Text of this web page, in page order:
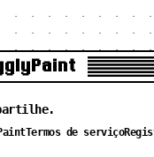
Termos de serviço